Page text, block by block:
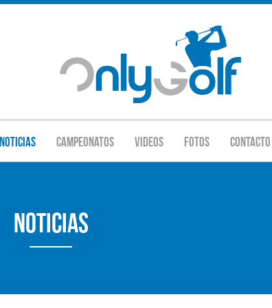
Noticias Campeonatos Videos Fotos Contacto
Noticias